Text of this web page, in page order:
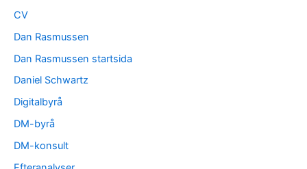
CV
Dan Rasmussen
Dan Rasmussen startsida
Daniel Schwartz
Digitalbyrå
DM-byrå
DM-konsult